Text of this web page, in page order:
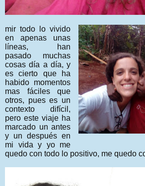
mir todo lo vivido
en apenas unas
líneas, han
pasado muchas
cosas día a día, y
es cierto que ha
habido momentos
mas fáciles que
otros, pues es un
contexto difícil,
pero este viaje ha
marcado un antes
y un después en
mi vida y yo me
quedo con todo lo positivo, me quedo